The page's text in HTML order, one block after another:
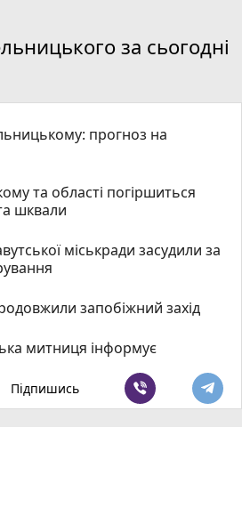
за сьогодні
прогноз на
та області погіршиться
шквали
міськради засудили за
запобіжний захід
митниця інформує
Підпишись